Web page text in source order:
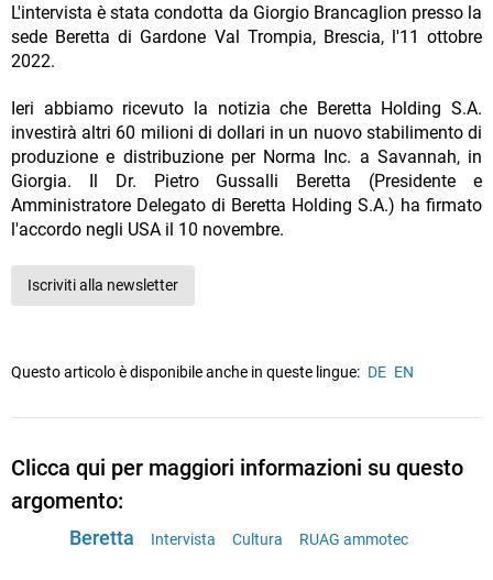
L'intervista è stata condotta da Giorgio Brancaglion presso la
sede Beretta di Gardone Val Trompia, Brescia, l'11 ottobre
2022.
Ieri abbiamo ricevuto la notizia che Beretta Holding S.A.
investirà altri 60 milioni di dollari in un nuovo stabilimento di
produzione e distribuzione per Norma Inc. a Savannah, in
Giorgia. Il Dr. Pietro Gussalli Beretta (Presidente e
Amministratore Delegato di Beretta Holding S.A.) ha firmato
l'accordo negli USA il 10 novembre.
Iscriviti alla newsletter
Questo articolo è disponibile anche in queste lingue: DE EN
Clicca qui per maggiori informazioni su questo
argomento:
Beretta Intervista Cultura RUAG ammotec